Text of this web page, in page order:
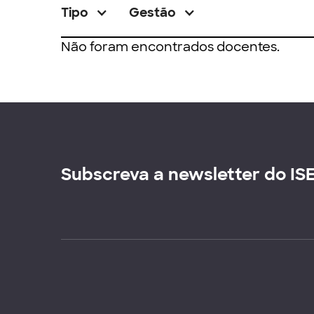
Tipo Gestão
Não foram encontrados docentes.
Subscreva a newsletter do